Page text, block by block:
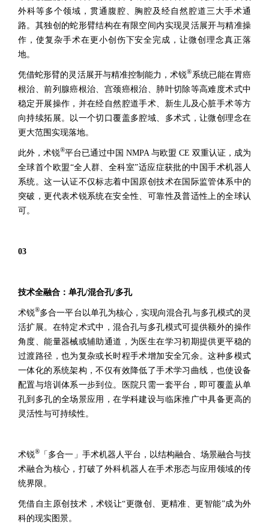
外科等多个领域，贯通腹腔、胸腔及经自然腔道三大手术通
路。其独创的蛇形臂结构在有限空间内实现灵活展开与精准操
作，使复杂手术在更小创伤下安全完成，让微创理念真正落
地。
凭借蛇形臂的灵活展开与精准控制能力，术锐®系统已能在胃癌
根治、前列腺癌根治、宫颈癌根治、肺叶切除等高难度术式中
稳定开展操作，并在经自然腔道手术、新生儿及心脏手术等方
向持续拓展。以一个切口覆盖多腔域、多术式，让微创理念在
更大范围实现落地。
此外，术锐®平台已通过中国 NMPA 与欧盟 CE 双重认证，成为
全球首个欧盟“全人群、全科室”适应症获批的中国手术机器人
系统。这一认证不仅标志着中国原创技术在国际监管体系中的
突破，更代表术锐系统在安全性、可靠性及普适性上的全球认
可。
03
技术全融合：单孔/混合孔/多孔
术锐®多合一平台以单孔为核心，实现向混合孔与多孔模式的灵
活扩展。在特定术式中，混合孔与多孔模式可提供额外的操作
角度、能量器械或辅助通道，为医生在学习初期提供更平稳的
过渡路径，也为复杂或长时程手术增加安全冗余。这种多模式
一体化的系统架构，不仅有效降低了手术学习曲线，也使设备
配置与培训体系一步到位。医院只需一套平台，即可覆盖从单
孔到多孔的全场景应用，在学科建设与临床推广中具备更高的
灵活性与可持续性。
术锐®
「多合一」手术机器人平台，以结构融合、场景融合与技
术融合为核心，打破了外科机器人在手术形态与应用领域的传
统界限。
凭借自主原创技术，术锐让“更微创、更精准、更智能”成为外
科的现实图景。